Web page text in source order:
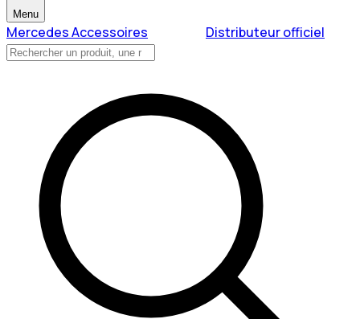
Menu
Mercedes Accessoires Distributeur officiel